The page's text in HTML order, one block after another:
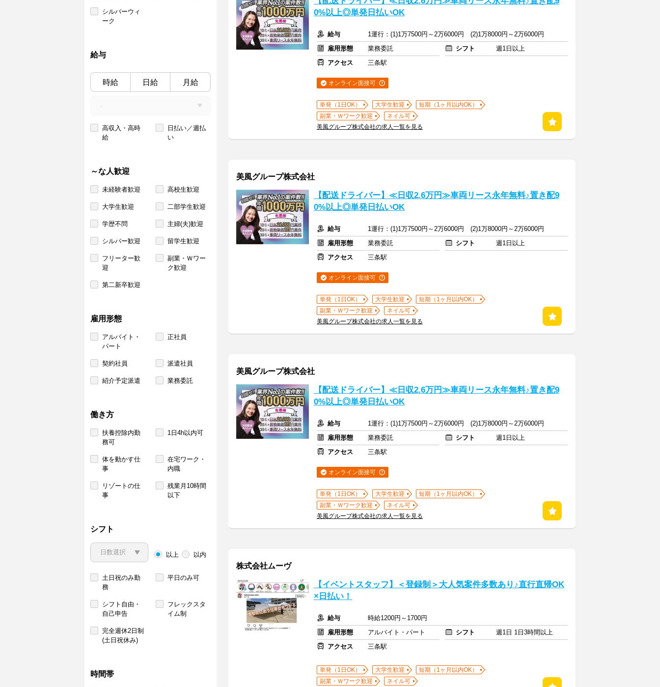
シルバーウィ
ーク
給与
時給 日給 月給
高収入・高時
給
日払い／週払
い
～な人歓迎
未経験者歓迎 高校生歓迎
大学生歓迎 二部学生歓迎
学歴不問 主婦(夫)歓迎
シルバー歓迎 留学生歓迎
フリーター歓
迎
副業・Ｗワー
ク歓迎
第二新卒歓迎
雇用形態
アルバイト・
パート
正社員
契約社員 派遣社員
紹介予定派遣 業務委託
働き方
扶養控除内勤
務可
1日4h以内可
体を動かす仕
事
在宅ワーク・
内職
リゾートの仕
事
残業月10時間
以下
シフト
以上 以内
土日祝のみ勤
務
平日のみ可
シフト自由・
自己申告
フレックスタ
イム制
完全週休2日制
(土日祝休み)
時間帯
0%以上◎単発日払いOK
給与
1運行：(1)1万7500円～2万6000円 (2)1万8000円～2万6000円
雇用形態
業務委託 シフト
週1日以上
アクセス
三条駅
オンライン面接可
単発（1日OK） 大学生歓迎
短期（1ヶ月以内OK）
副業・Ｗワーク歓迎
ネイル可
美風グループ株式会社の求人一覧を見る
美風グループ株式会社
【配送ドライバー】≪日収2.6万円≫車両リース永年無料♪置き配9
0%以上◎単発日払いOK
給与
1運行：(1)1万7500円～2万6000円 (2)1万8000円～2万6000円
雇用形態
業務委託 シフト
週1日以上
アクセス
三条駅
オンライン面接可
単発（1日OK） 大学生歓迎
短期（1ヶ月以内OK）
副業・Ｗワーク歓迎
ネイル可
美風グループ株式会社の求人一覧を見る
美風グループ株式会社
【配送ドライバー】≪日収2.6万円≫車両リース永年無料♪置き配9
0%以上◎単発日払いOK
給与
1運行：(1)1万7500円～2万6000円 (2)1万8000円～2万6000円
雇用形態
業務委託 シフト
週1日以上
アクセス
三条駅
オンライン面接可
単発（1日OK） 大学生歓迎
短期（1ヶ月以内OK）
副業・Ｗワーク歓迎
ネイル可
美風グループ株式会社の求人一覧を見る
株式会社ムーヴ
【イベントスタッフ】＜登録制＞大人気案件多数あり♪直行直帰OK
×日払い！
給与
時給1200円～1700円
雇用形態
アルバイト・パート シフト
週1日 1日3時間以上
アクセス
三条駅
単発（1日OK） 大学生歓迎
短期（1ヶ月以内OK）
副業・Ｗワーク歓迎
ネイル可